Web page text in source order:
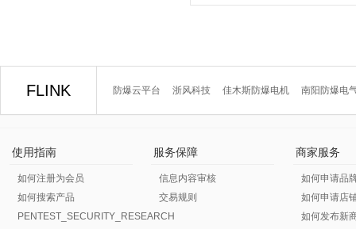
FLINK 防爆云平台 浙风科技 佳木斯防爆电机 南阳防爆电
使用指南
如何注册为会员
如何搜索产品
PENTEST_SECURITY_RESEARCH
服务保障
信息内容审核
交易规则
商家服务
如何申请品
如何申请店
如何发布新